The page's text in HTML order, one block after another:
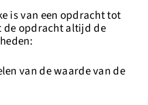
van een opdracht tot
opdracht altijd de
de waarde van de